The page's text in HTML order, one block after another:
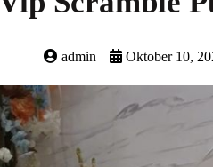
admin Oktober 10,